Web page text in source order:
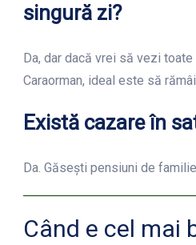
singură zi?
Da, dar dacă vrei să vezi
Caraorman, ideal este să
Există cazare în
Da. Găsești pensiuni de
Când e cel mai